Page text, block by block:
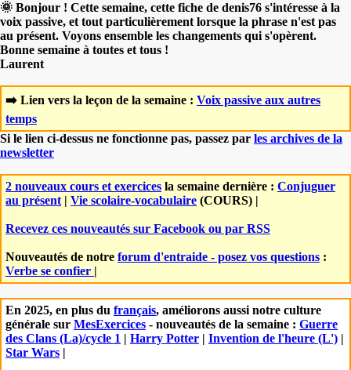
🌞 Bonjour ! Cette semaine, cette fiche de denis76 s'intéresse à la
voix passive, et tout particulièrement lorsque la phrase n'est pas
au présent. Voyons ensemble les changements qui s'opèrent.
Bonne semaine à toutes et tous !
Laurent
➡️ Lien vers la leçon de la semaine : Voix passive aux autres
temps
Si le lien ci-dessus ne fonctionne pas, passez par les archives de la
newsletter
2 nouveaux cours et exercices la semaine dernière : Conjuguer
au présent | Vie scolaire-vocabulaire (COURS) |
Recevez ces nouveautés sur Facebook ou par RSS
Nouveautés de notre forum d'entraide - posez vos questions :
Verbe se confier |
En 2025, en plus du français, améliorons aussi notre culture
générale sur MesExercices - nouveautés de la semaine : Guerre
des Clans (La)/cycle 1 | Harry Potter | Invention de l'heure (L') |
Star Wars |